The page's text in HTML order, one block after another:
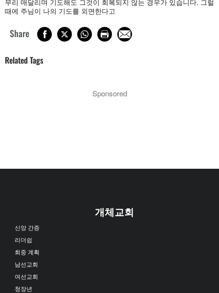
때에 주님이 나의 기도를 외면한다고
Share
Related Tags
Sponsored
개체교회
신앙 간증
리더쉽
회중 계획
남선교회
여선교회
청장년